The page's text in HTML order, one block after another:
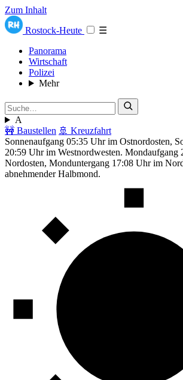
Zum Inhalt
Rostock-Heute
☰
Panorama
Wirtschaft
Polizei
Mehr
A
🚧 Baustellen 🚢 Kreuzfahrt
Sonnenaufgang 05:35 Uhr im Ostnordosten,
20:59 Uhr im Westnordwesten. Mondaufgang
Nordosten, Monduntergang 17:08 Uhr im
abnehmender Halbmond.